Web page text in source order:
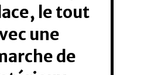
le tout
une
de